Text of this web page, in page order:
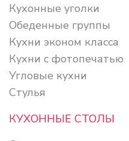
Кухонные уголки
Обеденные группы
Кухни эконом класса
Кухни с фотопечатью
Угловые кухни
Стулья
КУХОННЫЕ СТОЛЫ